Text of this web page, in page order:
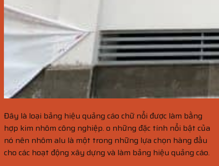
Đây là loại bảng hiệu quảng cáo chữ nổi được làm bằng
hợp kim nhôm công nghiệp. o những đặc tính nổi bật của
nó nên nhôm alu là một trong những lựa chọn hàng đầu
cho các hoạt động xây dựng và làm bảng hiệu quảng cáo.